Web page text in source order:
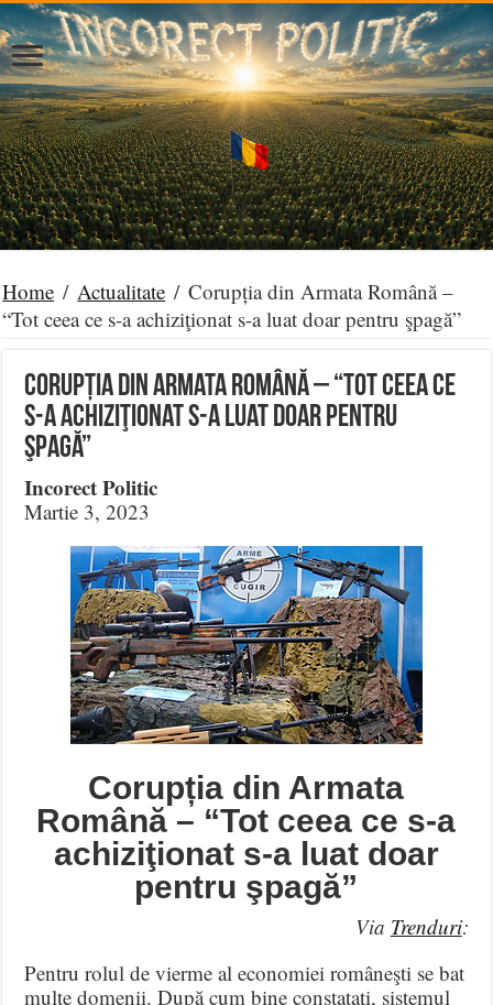
Home / Actualitate / Corupția din Armata Română –
“Tot ceea ce s-a achiziţionat s-a luat doar pentru şpagă”
Corupția din Armata Română – “Tot ceea ce
s-a achiziţionat s-a luat doar pentru
şpagă”
Incorect Politic
Martie 3, 2023
Corupția din Armata
Română – “Tot ceea ce s-a
achiziţionat s-a luat doar
pentru şpagă”
Via Trenduri:
Pentru rolul de vierme al economiei româneşti se bat
multe domenii. După cum bine constataţi, sistemul